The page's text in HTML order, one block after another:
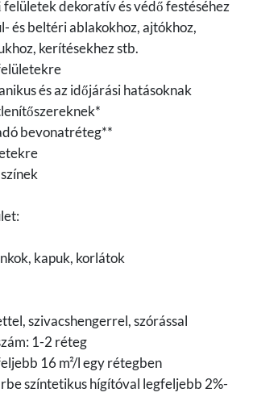
felületek dekoratív és védő festéséhez
és beltéri ablakokhoz, ajtókhoz,
kerítésekhez stb.
és az időjárási hatásoknak
bevonatréteg**
kapuk, korlátok
szivacshengerrel, szórással
1-2 réteg
16 m²/l egy rétegben
színtetikus hígítóval legfeljebb 2%-